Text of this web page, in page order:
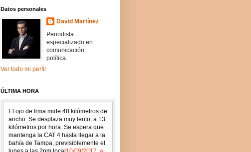
Datos personales
David Martínez
Periodista
especializado en
comunicación
política.
Ver todo mi perfil
ÚLTIMA HORA